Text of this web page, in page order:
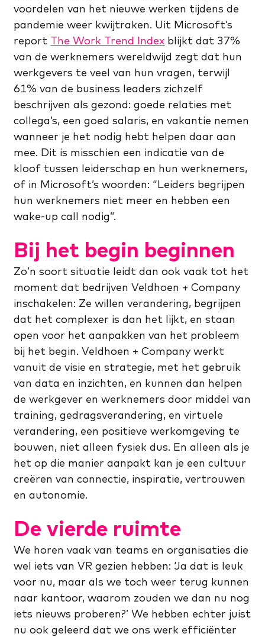
voordelen van het nieuwe werken tijdens de
pandemie weer kwijtraken. Uit Microsoft’s
report The Work Trend Index blijkt dat 37%
van de werknemers wereldwijd zegt dat hun
werkgevers te veel van hun vragen, terwijl
61% van de business leaders zichzelf
beschrijven als gezond: goede relaties met
collega’s, een goed salaris, en vakantie nemen
wanneer je het nodig hebt helpen daar aan
mee. Dit is misschien een indicatie van de
kloof tussen leiderschap en hun werknemers,
of in Microsoft’s woorden: “Leiders begrijpen
hun werknemers niet meer en hebben een
wake-up call nodig”.
Bij het begin beginnen
Zo’n soort situatie leidt dan ook vaak tot het
moment dat bedrijven Veldhoen + Company
inschakelen: Ze willen verandering, begrijpen
dat het complexer is dan het lijkt, en staan
open voor het aanpakken van het probleem
bij het begin. Veldhoen + Company werkt
vanuit de visie en strategie, met het gebruik
van data en inzichten, en kunnen dan helpen
de werkgever en werknemers door middel van
training, gedragsverandering, en virtuele
verandering, een positieve werkomgeving te
bouwen, niet alleen fysiek dus. En alleen als je
het op die manier aanpakt kan je een cultuur
creëren van connectie, inspiratie, vertrouwen
en autonomie.
De vierde ruimte
We horen vaak van teams en organisaties die
wel iets van VR gezien hebben: ‘Ja dat is leuk
voor nu, maar als we toch weer terug kunnen
naar kantoor, waarom zouden we dan nu nog
iets nieuws proberen?’ We hebben echter juist
nu ook geleerd dat we ons werk efficiënter